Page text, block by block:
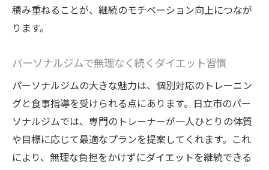
積み重ねることが、継続のモチベーション向上につなが
ります。
パーソナルジムで無理なく続くダイエット習慣
パーソナルジムの大きな魅力は、個別対応のトレーニン
グと食事指導を受けられる点にあります。日立市のパー
ソナルジムでは、専門のトレーナーが一人ひとりの体質
や目標に応じて最適なプランを提案してくれます。これ
により、無理な負担をかけずにダイエットを継続できる